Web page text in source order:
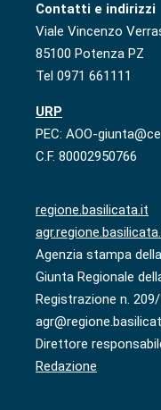
Contatti e indirizzi
Viale Vincenzo
85100 Potenza PZ
Tel 0971 661111
URP
PEC: AOO-
C.F. 80002950766
regione.basilicata.it
Agenzia stampa della
Giunta Regionale
Registrazione n.
Direttore
Redazione